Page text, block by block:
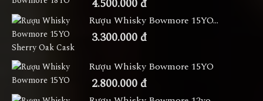
4.500.000 đ
Rượu Whisky Bowmore 15YO...
3.300.000 đ
Rượu Whisky Bowmore 15YO
2.800.000 đ